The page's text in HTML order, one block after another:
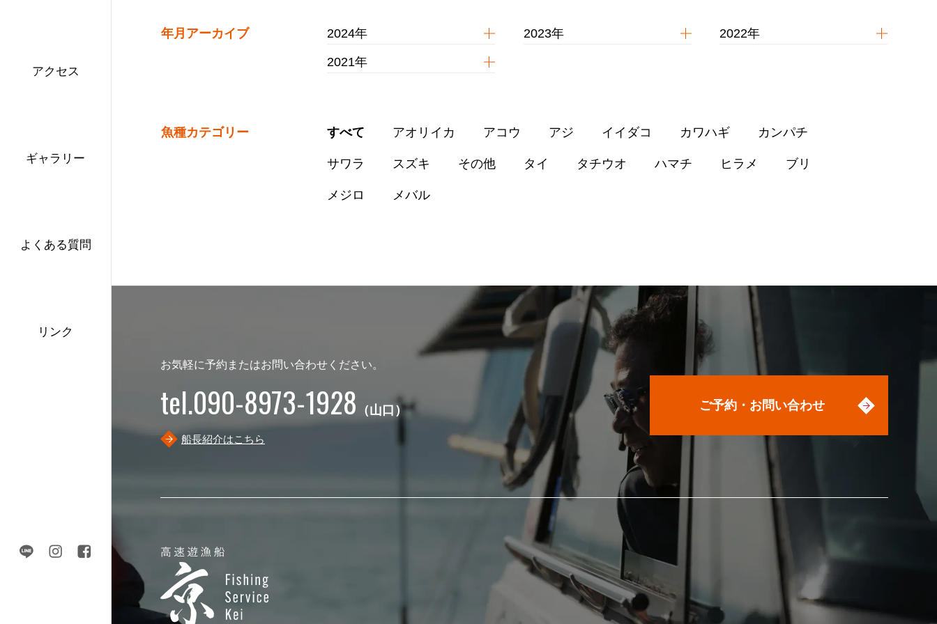
アクセス
ギャラリー
よくある質問
リンク
年月アーカイブ 2024年 2023年 2022年
2021年
魚種カテゴリー すべて アオリイカ アコウ アジ イイダコ カワハギ カンパチ
サワラ スズキ その他 タイ タチウオ ハマチ ヒラメ ブリ
メジロ メバル
お気軽に予約またはお問い合わせください。
tel.090-8973-1928 （山口）
船長紹介はこちら
ご予約・お問い合わせ